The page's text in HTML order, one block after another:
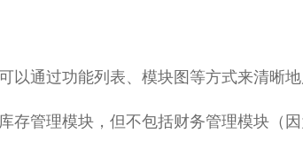
通过功能列表、模块图等方式来清晰
管理模块，但不包括财务管理模块（因